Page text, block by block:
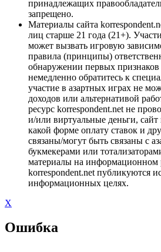
принадлежащих
запрещено.
Материалы сайта
лиц старше 21 года (21+).
может вызвать игровую
правила (принципы)
обнаружении первых признаков
немедленно обратитесь к
участие в азартных играх не
доходов или альтернативой
ресурс korrespondent.net не
и/или виртуальные деньги,
какой форме оплату ставок и
связаны/могут быть связаны с
букмекерами или
материалы на информационном
korrespondent.net публикуются
информационных целях.
X
Ошибка